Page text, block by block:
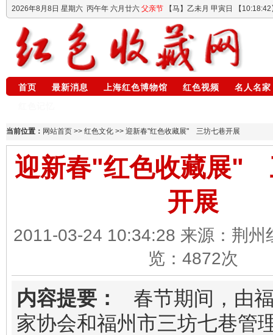
2026年8月8日 星期六 丙午年 六月廿六 父亲节 【马】乙未月 甲寅日 【 10:18:43
首页 最新消息 上海红色博物馆 红色视频
名人名家
当前位置： 网站首页 >> 红色文化 >> 迎新春"红色收藏展" 三坊七巷开展
迎新春"红色收藏展"
开展
2011-03-24 10:34:28 来源：荆州
览： 4872次
内容提要：
春节期间，由
家协会和福州市三坊七巷管